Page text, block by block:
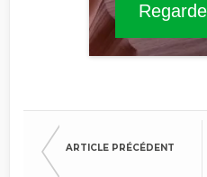
ARTICLE PRÉCÉDENT